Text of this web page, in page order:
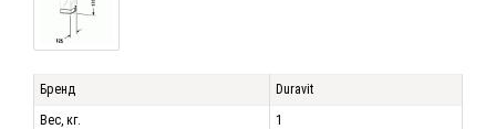
Бренд
Duravit
Вес, кг.
1